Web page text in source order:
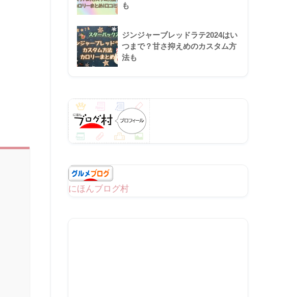
も
ジンジャーブレッドラテ2024はい
つまで？甘さ抑えめのカスタム方
法も
にほんブログ村